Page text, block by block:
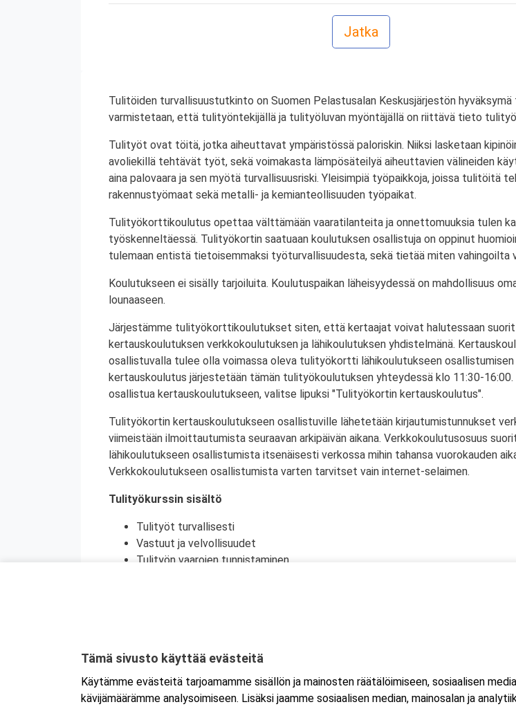
Tulitöiden turvallisuustutkinto on Suomen Pelastusalan Keskusjärjestön
varmistetaan, että tulityöntekijällä ja tulityöluvan myöntäjällä on riittävä tieto
Tulityöt ovat töitä, jotka aiheuttavat ympäristössä paloriskin. Niiksi lasketaan
avoliekillä tehtävät työt, sekä voimakasta lämpösäteilyä aiheuttavien välineiden
aina palovaara ja sen myötä turvallisuusriski. Yleisimpiä työpaikkoja, joissa tulitöitä
rakennustyömaat sekä metalli- ja kemianteollisuuden työpaikat.
Tulityökorttikoulutus opettaa välttämään vaaratilanteita ja onnettomuuksia tulen
työskenneltäessä. Tulityökortin saatuaan koulutuksen osallistuja on oppinut
tulemaan entistä tietoisemmaksi työturvallisuudesta, sekä tietää miten vahingoilta
Koulutukseen ei sisälly tarjoiluita. Koulutuspaikan läheisyydessä on mahdollisuus
lounaaseen.
Järjestämme tulityökorttikoulutukset siten, että kertaajat voivat halutessaan
kertauskoulutuksen verkkokoulutuksen ja lähikoulutuksen yhdistelmänä.
osallistuvalla tulee olla voimassa oleva tulityökortti lähikoulutukseen osallistumisen
kertauskoulutus järjestetään tämän tulityökoulutuksen yhteydessä klo 11:30-16:00.
osallistua kertauskoulutukseen, valitse lipuksi "Tulityökortin kertauskoulutus".
Tulityökortin kertauskoulutukseen osallistuville lähetetään kirjautumistunnukset
viimeistään ilmoittautumista seuraavan arkipäivän aikana. Verkkokoulutusosuus
lähikoulutukseen osallistumista itsenäisesti verkossa mihin tahansa vuorokauden
Verkkokoulutukseen osallistumista varten tarvitset vain internet-selaimen.
Tulityökurssin sisältö
Tulityöt turvallisesti
Vastuut ja velvollisuudet
Tulityön vaarojen tunnistaminen
Tulityökortti on voimassa viisi vuotta. Tulityökortti on voimassa Suomen lisäksi myös
Ruotsin tulityökoulutus uudistui heinäkuussa 2023, jonka seurauksena Suomessa
Ruotsissa enää pätevä.
Tämä sivusto käyttää evästeitä
Käytämme evästeitä tarjoamamme sisällön ja mainosten räätälöimiseen, sosiaalisen
kävijämäärämme analysoimiseen. Lisäksi jaamme sosiaalisen median, mainosalan ja